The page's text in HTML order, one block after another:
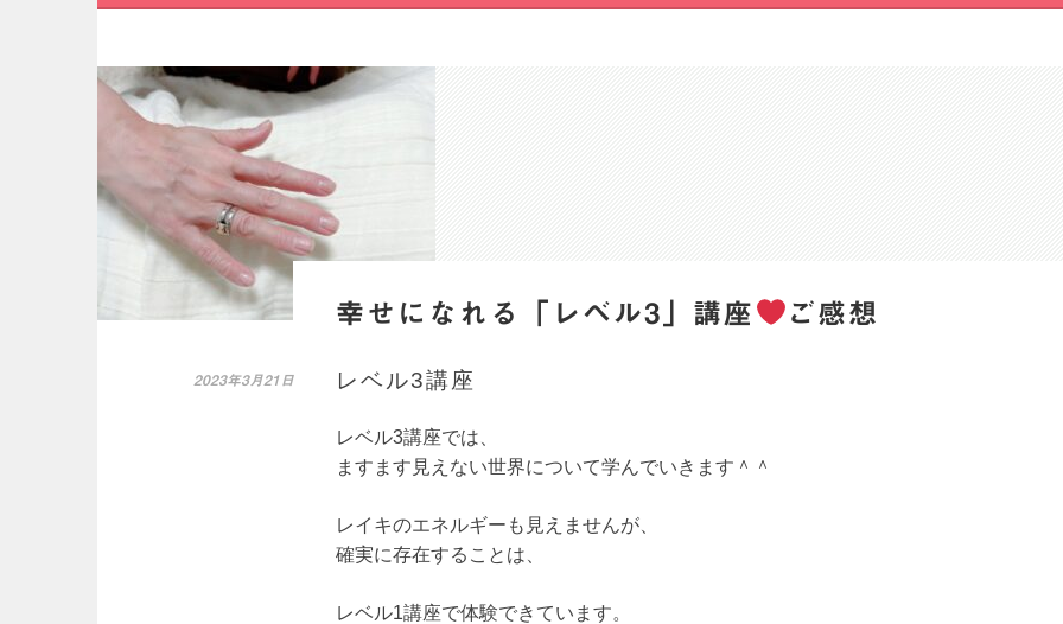
幸せになれる「レベル3」講座 ご感想
2023年3月21日 レベル3講座
レベル3講座では、
ますます見えない世界について学んでいきます＾＾
レイキのエネルギーも見えませんが、
確実に存在することは、
レベル1講座で体験できています。